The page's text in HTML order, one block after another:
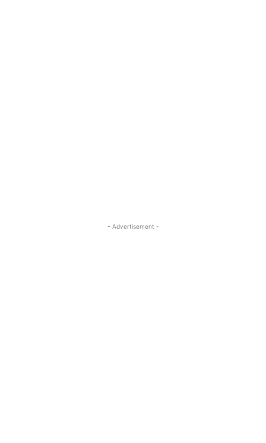
- Advertisement -